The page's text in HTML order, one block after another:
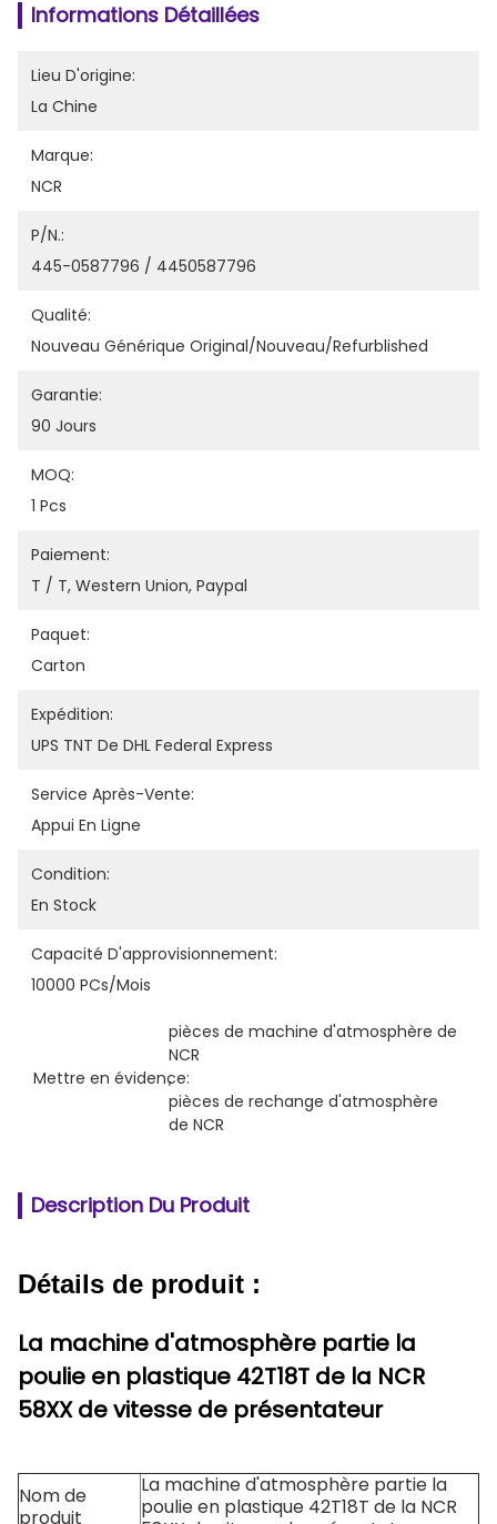
Informations Détaillées
Lieu D'origine:
La Chine
Marque:
NCR
P/N.:
445-0587796 / 4450587796
Qualité:
Nouveau Générique Original/nouveau/refurblished
Garantie:
90 Jours
MOQ:
1 Pcs
Paiement:
T / T, Western Union, Paypal
Paquet:
Carton
Expédition:
UPS TNT De DHL Federal Express
Service Après-Vente:
Appui En Ligne
Condition:
En Stock
Capacité D'approvisionnement:
10000 PCs/mois
Mettre en évidence:
pièces de machine d'atmosphère de
NCR
,
pièces de rechange d'atmosphère
de NCR
Description Du Produit
Détails de produit :
La machine d'atmosphère partie la
poulie en plastique 42T18T de la NCR
58XX de vitesse de présentateur
Nom de
produit
La machine d'atmosphère partie la
poulie en plastique 42T18T de la NCR